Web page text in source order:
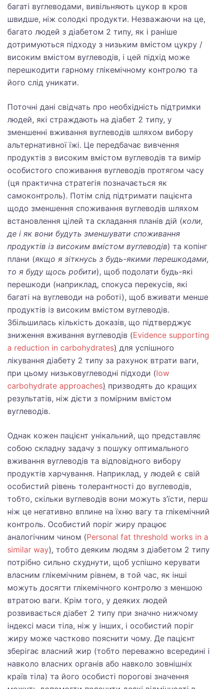
багаті вуглеводами, вивільняють цукор в кров
швидше, ніж солодкі продукти. Незважаючи на це,
багато людей з діабетом 2 типу, як і раніше
дотримуються підходу з низьким вмістом цукру /
високим вмістом вуглеводів, і цей підхід може
перешкодити гарному глікемічному контролю та
його слід уникати.
Поточні дані свідчать про необхідність підтримки
людей, які страждають на діабет 2 типу, у
зменшенні вживання вуглеводів шляхом вибору
альтернативної їжі. Це передбачає вивчення
продуктів з високим вмістом вуглеводів та вимір
особистого споживання вуглеводів протягом часу
(ця практична стратегія позначається як
самоконтроль). Потім слід підтримати пацієнта
щодо зменшення споживання вуглеводів шляхом
встановлення цілей та складання планів дій (коли,
де і як вони будуть зменшувати споживання
продуктів із високим вмістом вуглеводів) та копінг
плани (якщо я зіткнусь з будь-якими перешкодами,
то я буду щось робити), щоб подолати будь-які
перешкоди (наприклад, спокуса перекусів, які
багаті на вуглеводи на роботі), щоб вживати менше
продуктів із високим вмістом вуглеводів.
Збільшилась кількість доказів, що підтверджує
зниження вживання вуглеводів (Evidence supporting
a reduction in carbohydrates) для успішного
лікування діабету 2 типу за рахунок втрати ваги,
при цьому низьковуглеводні підходи (low
carbohydrate approaches) призводять до кращих
результатів, ніж дієти з помірним вмістом
вуглеводів.
Однак кожен пацієнт унікальний, що представляє
собою складну задачу з пошуку оптимального
вживання вуглеводів та відповідного вибору
продуктів харчування. Наприклад, у людей є свій
особистий рівень толерантності до вуглеводів,
тобто, скільки вуглеводів вони можуть з’їсти, перш
ніж це негативно вплине на їхню вагу та глікемічний
контроль. Особистий поріг жиру працює
аналогічним чином (Personal fat threshold works in a
similar way), тобто деяким людям з діабетом 2 типу
потрібно сильно схуднути, щоб успішно керувати
власним глікемічним рівнем, в той час, як інші
можуть досягти глікемічного контролю з меншою
втратою ваги. Крім того, у деяких людей
розвивається діабет 2 типу при значно нижчому
індексі маси тіла, ніж у інших, і особистий поріг
жиру може частково пояснити чому. Де пацієнт
зберігає власний жир (тобто переважно всередині і
навколо власних органів або навколо зовнішніх
країв тіла) та його особисті порогові значення